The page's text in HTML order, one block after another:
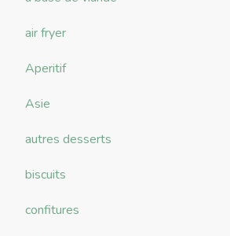
air fryer
Aperitif
Asie
autres desserts
biscuits
confitures